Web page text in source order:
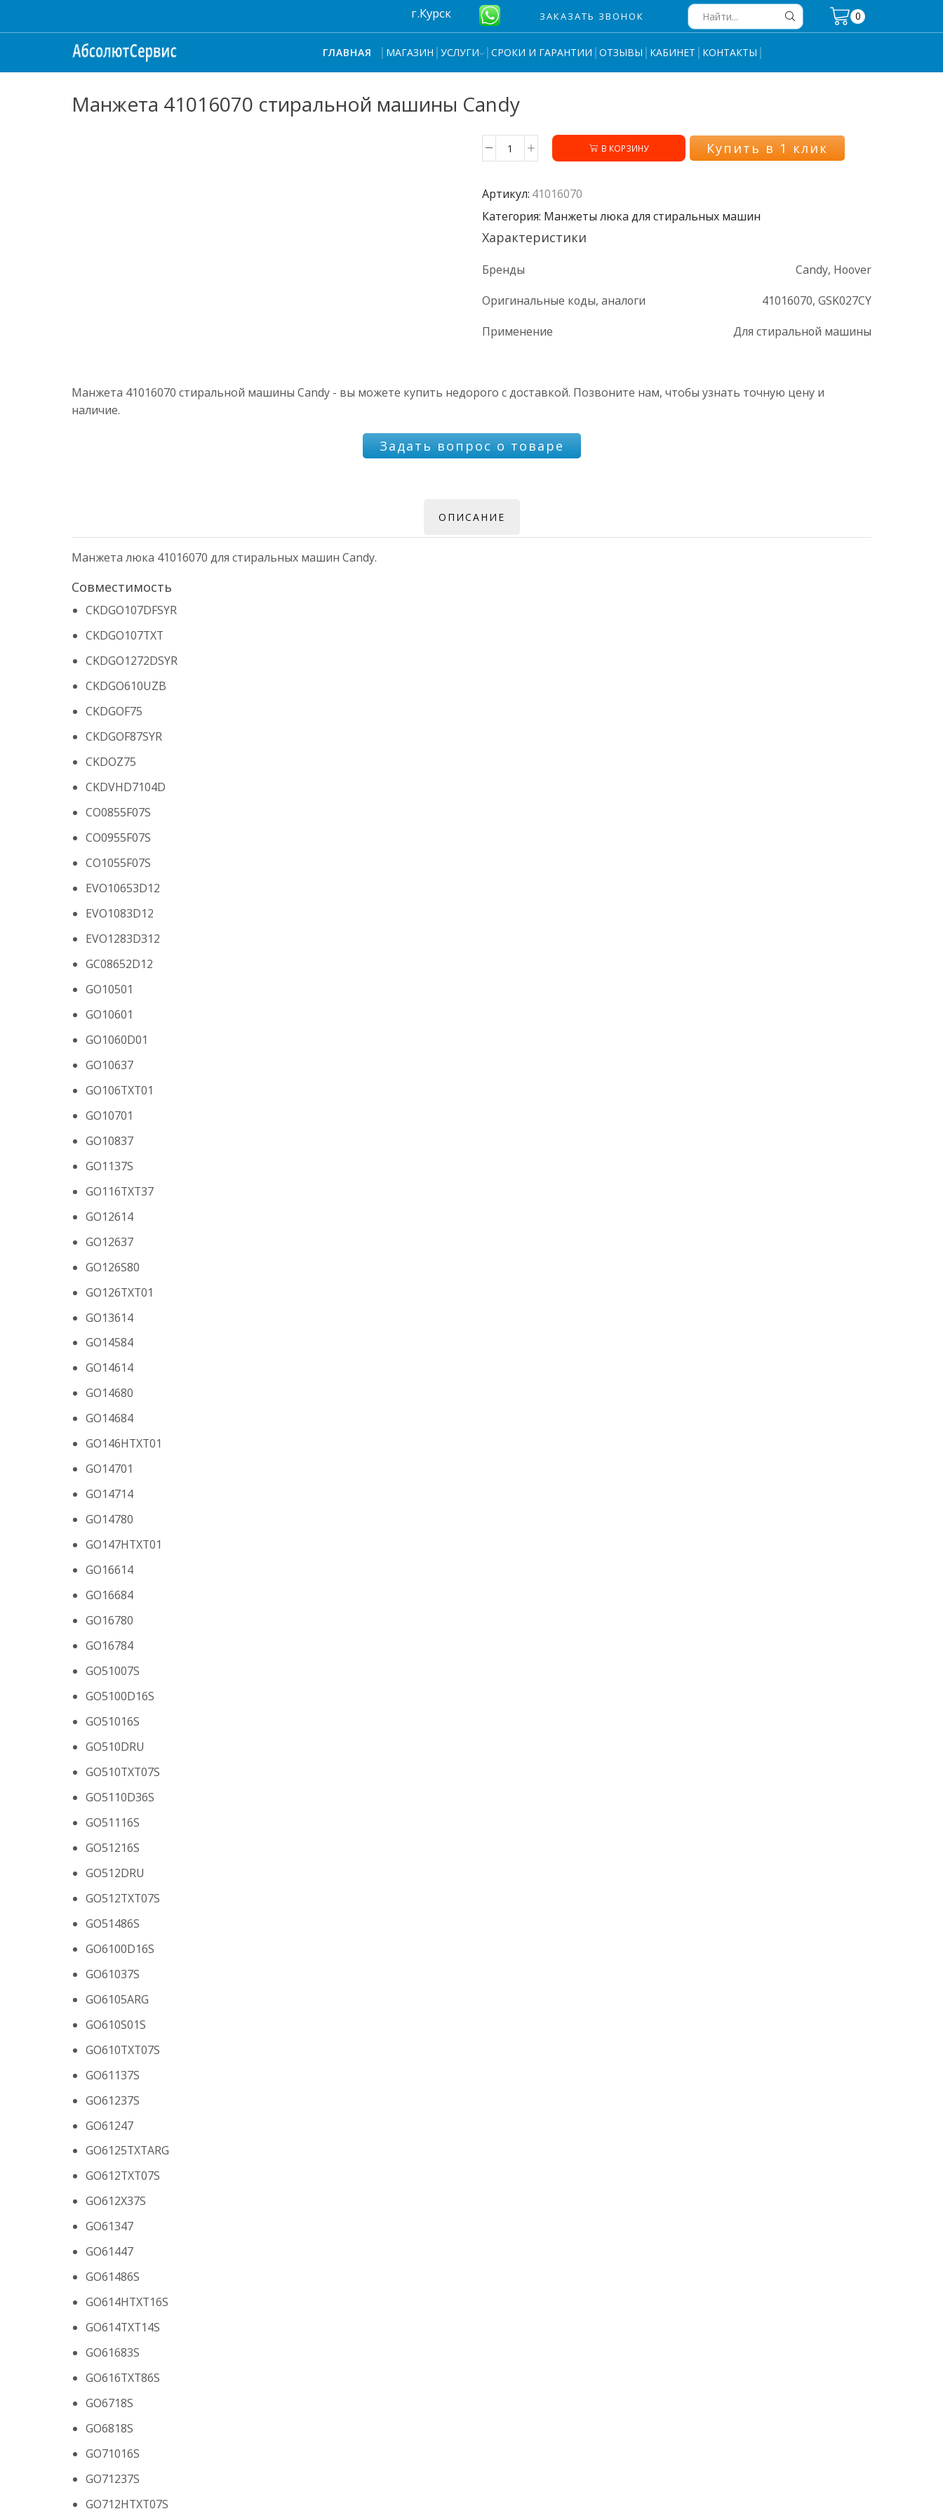
г.Курск ЗАКАЗАТЬ ЗВОНОК
input
0
ГЛАВНАЯ МАГАЗИН УСЛУГИ СРОКИ И ГАРАНТИИ ОТЗЫВЫ КАБИНЕТ КОНТАКТЫ
Манжета 41016070 стиральной машины Candy
Количество
41016070
стиральной
машины
Candy
В КОРЗИНУ Купить в 1 клик
Артикул: 41016070
Категория: Манжеты люка для стиральных машин
Характеристики
Бренды
Candy, Hoover
Оригинальные коды, аналоги
41016070, GSK027CY
Применение
Для стиральной машины
Манжета 41016070 стиральной машины Candy - вы можете купить недорого с доставкой. Позвоните нам, чтобы узнать точную цену и
наличие.
Задать вопрос о товаре
ОПИСАНИЕ
Манжета люка 41016070 для стиральных машин Candy.
Совместимость
CKDGO107DFSYR
CKDGO107TXT
CKDGO1272DSYR
CKDGO610UZB
CKDGOF75
CKDGOF87SYR
CKDOZ75
CKDVHD7104D
CO0855F07S
CO0955F07S
CO1055F07S
EVO10653D12
EVO1083D12
EVO1283D312
GC08652D12
GO10501
GO10601
GO1060D01
GO10637
GO106TXT01
GO10701
GO10837
GO1137S
GO116TXT37
GO12614
GO12637
GO126S80
GO126TXT01
GO13614
GO14584
GO14614
GO14680
GO14684
GO146HTXT01
GO14701
GO14714
GO14780
GO147HTXT01
GO16614
GO16684
GO16780
GO16784
GO51007S
GO5100D16S
GO51016S
GO510DRU
GO510TXT07S
GO5110D36S
GO51116S
GO51216S
GO512DRU
GO512TXT07S
GO51486S
GO6100D16S
GO61037S
GO6105ARG
GO610S01S
GO610TXT07S
GO61137S
GO61237S
GO61247
GO6125TXTARG
GO612TXT07S
GO612X37S
GO61347
GO61447
GO61486S
GO614HTXT16S
GO614TXT14S
GO61683S
GO616TXT86S
GO6718S
GO6818S
GO71016S
GO71237S
GO712HTXT07S